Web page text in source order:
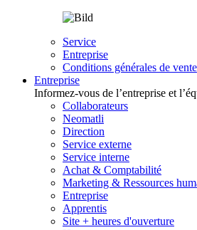
Service
Entreprise
Conditions générales de vente
Entreprise
Informez-vous de l’entreprise et
Collaborateurs
Neomatli
Direction
Service externe
Service interne
Achat & Comptabilité
Marketing & Ressources
Entreprise
Apprentis
Site + heures d'ouverture